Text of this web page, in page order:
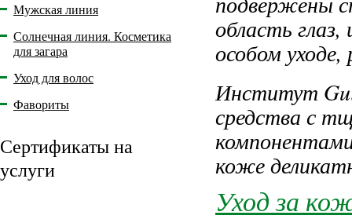
Мужская линия
Солнечная линия. Косметика
для загара
Уход для волос
Фавориты
Сертификаты на
услуги
область
особом
Институт
средства с
коже
Уход за